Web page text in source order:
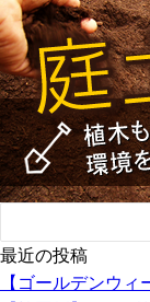
最近の投稿
【ゴールデンウ